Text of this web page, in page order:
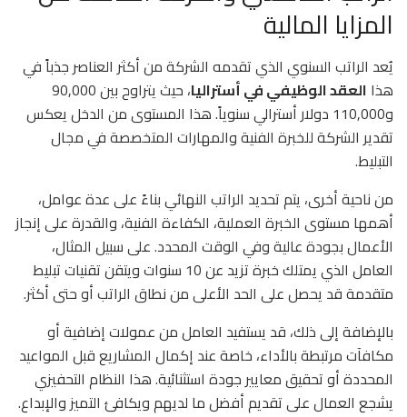
المزايا المالية
يُعد الراتب السنوي الذي تقدمه الشركة من أكثر العناصر جذباً في
هذا العقد الوظيفي في أستراليا
، حيث يتراوح بين 90,000
و110,000 دولار أسترالي سنوياً. هذا المستوى من الدخل يعكس
تقدير الشركة للخبرة الفنية والمهارات المتخصصة في مجال
التبليط.
من ناحية أخرى، يتم تحديد الراتب النهائي بناءً على عدة عوامل،
أهمها مستوى الخبرة العملية، الكفاءة الفنية، والقدرة على إنجاز
الأعمال بجودة عالية وفي الوقت المحدد. على سبيل المثال،
العامل الذي يمتلك خبرة تزيد عن 10 سنوات ويتقن تقنيات تبليط
متقدمة قد يحصل على الحد الأعلى من نطاق الراتب أو حتى أكثر.
بالإضافة إلى ذلك، قد يستفيد العامل من عمولات إضافية أو
مكافآت مرتبطة بالأداء، خاصة عند إكمال المشاريع قبل المواعيد
المحددة أو تحقيق معايير جودة استثنائية. هذا النظام التحفيزي
يشجع العمال على تقديم أفضل ما لديهم ويكافئ التميز والإبداع.